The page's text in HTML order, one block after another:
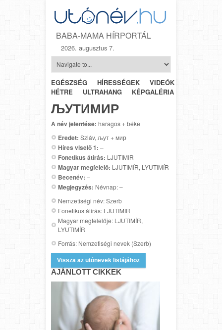
BABA-MAMA HÍRPORTÁL
2026. augusztus 7.
EGÉSZSÉG HÍRESSÉGEK VIDEÓK
HÉTRŐL-
HÉTRE
ULTRAHANG KÉPGALÉRIA
ЉУТИМИР
A név jelentése: haragos + béke
Eredet: Szláv, љут + мир
Híres viselő 1: –
Fonetikus átírás: LJUTIMIR
Magyar megfelelő: LJUTIMÍR, LYUTIMÍR
Becenév: –
Megjegyzés: Névnap: –
Nemzetiségi név: Szerb
Fonetikus átírás: LJUTIMIR
Magyar megfelelője: LJUTIMÍR,
LYUTIMÍR
Forrás: Nemzetiségi nevek (Szerb)
Vissza az utónevek listájához
AJÁNLOTT CIKKEK